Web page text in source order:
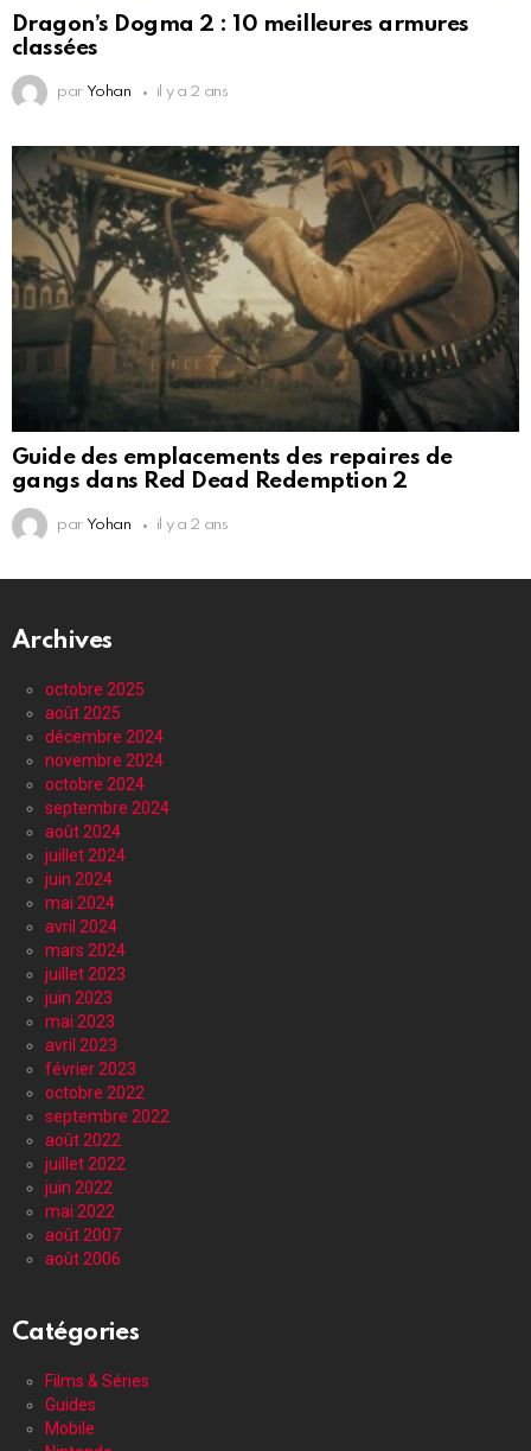
Dragon’s Dogma 2 : 10 meilleures armures
classées
par Yohan il y a 2 ans
Guide des emplacements des repaires de
gangs dans Red Dead Redemption 2
par Yohan il y a 2 ans
Archives
octobre 2025
août 2025
décembre 2024
novembre 2024
octobre 2024
septembre 2024
août 2024
juillet 2024
juin 2024
mai 2024
avril 2024
mars 2024
juillet 2023
juin 2023
mai 2023
avril 2023
février 2023
octobre 2022
septembre 2022
août 2022
juillet 2022
juin 2022
mai 2022
août 2007
août 2006
Catégories
Films & Séries
Guides
Mobile